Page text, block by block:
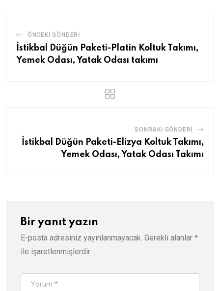
ÖNCEKI GÖNDERI
İstikbal Düğün Paketi-Platin Koltuk Takımı,
Yemek Odası, Yatak Odası takımı
SONRAKI GÖNDERI
İstikbal Düğün Paketi-Elizya Koltuk Takımı,
Yemek Odası, Yatak Odası Takımı
Bir yanıt yazın
E-posta adresiniz yayınlanmayacak. Gerekli alanlar *
ile işaretlenmişlerdir